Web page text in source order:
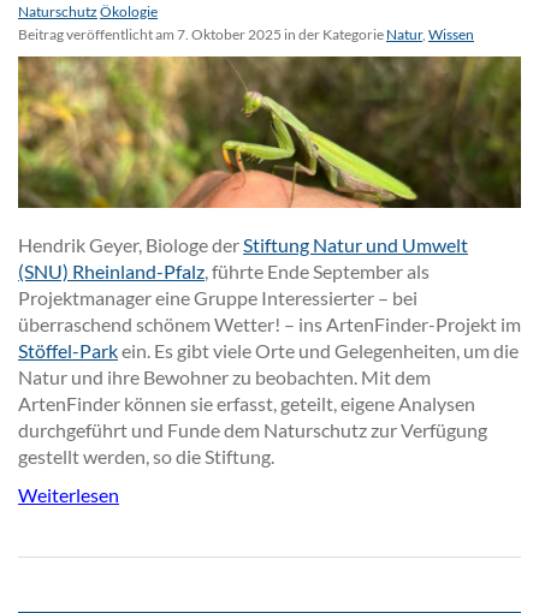
Naturschutz Ökologie
Beitrag veröffentlicht am 7. Oktober 2025 in der Kategorie Natur, Wissen
Hendrik Geyer, Biologe derStiftung Natur und Umwelt
(SNU) Rheinland-Pfalz, führte Ende September als
Projektmanager eine Gruppe Interessierter – bei
überraschend schönem Wetter! – ins ArtenFinder-Projekt im
Stöffel-Parkein. Es gibt viele Orte und Gelegenheiten, um die
Natur und ihre Bewohner zu beobachten. Mit dem
ArtenFinder können sie erfasst, geteilt, eigene Analysen
durchgeführt und Funde dem Naturschutz zur Verfügung
gestellt werden, so die Stiftung.
Weiterlesen